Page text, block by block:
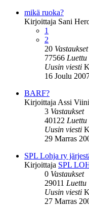
mikä ruoka?
Kirjoittaja Sani
1
2
20 Vastaukset
77566 Luettu
Uusin viesti
16 Joulu
BARF?
Kirjoittaja Assi
3 Vastaukset
40122 Luettu
Uusin viesti
29 Marras
SPL Lohja ry
Kirjoittaja SPL
0 Vastaukset
29011 Luettu
Uusin viesti
27 Marras